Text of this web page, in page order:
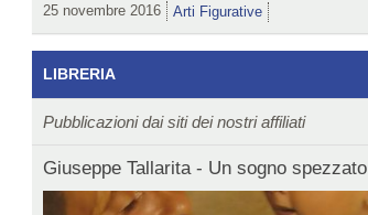
25 novembre 2016 Arti Figurative
LIBRERIA
Pubblicazioni dai siti dei nostri affiliati
Giuseppe Tallarita - Un sogno spezzato